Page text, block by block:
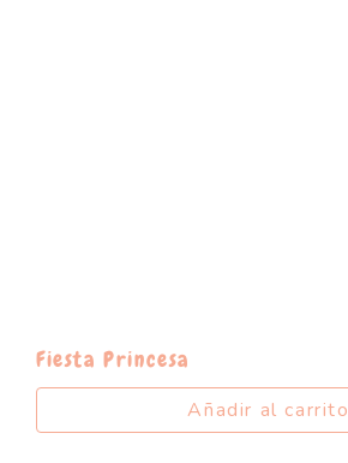
Fiesta Princesa
Añadir al carrito